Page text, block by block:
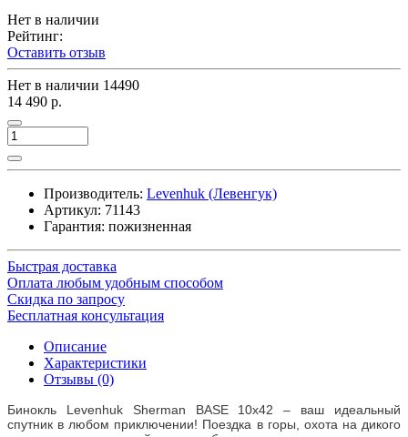
Нет в наличии
Рейтинг:
Оставить отзыв
Нет в наличии 14490
14 490 р.
Производитель: Levenhuk (Левенгук)
Артикул: 71143
Гарантия: пожизненная
Быстрая доставка
Оплата любым удобным способом
Скидка по запросу
Бесплатная консультация
Описание
Характеристики
Отзывы (0)
Бинокль Levenhuk Sherman BASE 10x42 – ваш идеальный
спутник в любом приключении! Поездка в горы, охота на дикого